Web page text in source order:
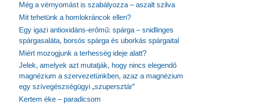
Még a vérnyomást is szabályozza – aszalt szilva
Mit tehetünk a homlokráncok ellen?
Egy igazi antioxidáns-erőmű: spárga – snidlinges
spárgasaláta, borsós spárga és uborkás spárgaital
Miért mozogjunk a terhesség ideje alatt?
Jelek, amelyek azt mutatják, hogy nincs elegendő
magnézium a szervezetünkben, azaz a magnézium
egy szívegészségügyi „szupersztár”
Kertem éke – paradicsom